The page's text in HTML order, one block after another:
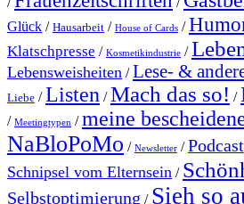
Glück / Hausarbeit / House of Cards /
Klatschpresse / Kosmetikindustrie /
Lebensweisheiten /Lese- &
Liebe /Listen /Mach das so! /
/ Meetingtypen /meine
NaBloPoMo / Newsletter /Podcast
Schnipsel vom Elternsein /
Selbstoptimierung / Sieh so